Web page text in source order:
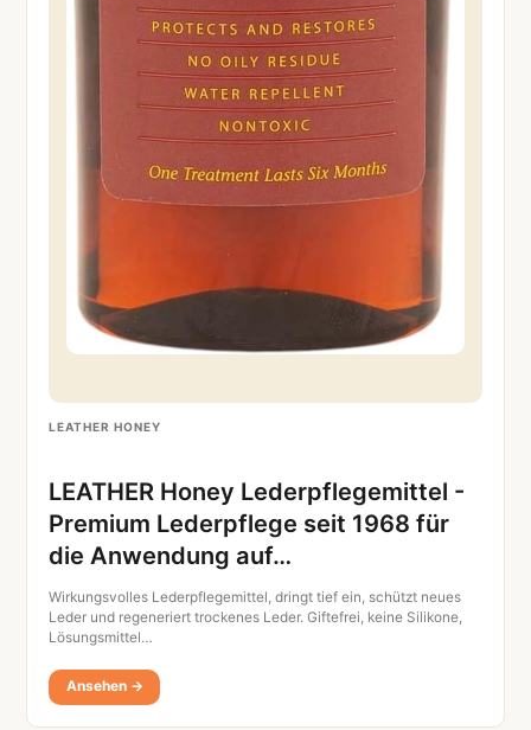
LEATHER HONEY
LEATHER Honey Lederpflegemittel -
Premium Lederpflege seit 1968 für
die Anwendung auf…
Wirkungsvolles Lederpflegemittel, dringt tief ein, schützt neues
Leder und regeneriert trockenes Leder. Giftefrei, keine Silikone,
Lösungsmittel…
Ansehen →